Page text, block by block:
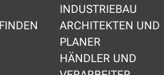
INDUSTRIEBAU
ARCHITEKTEN UND
PLANER
HÄNDLER UND